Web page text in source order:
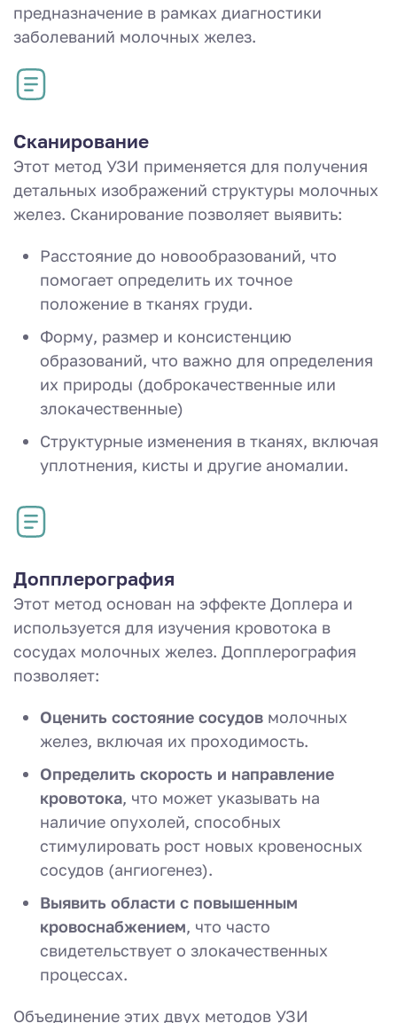
предназначение в рамках диагностики
заболеваний молочных желез.
Сканирование
Этот метод УЗИ применяется для получения
детальных изображений структуры молочных
желез. Сканирование позволяет выявить:
Расстояние до новообразований, что
помогает определить их точное
положение в тканях груди.
Форму, размер и консистенцию
образований, что важно для определения
их природы (доброкачественные или
злокачественные)
Структурные изменения в тканях, включая
уплотнения, кисты и другие аномалии.
Допплерография
Этот метод основан на эффекте Доплера и
используется для изучения кровотока в
сосудах молочных желез. Допплерография
позволяет:
Оценить состояние сосудов молочных
желез, включая их проходимость.
Определить скорость и направление
кровотока, что может указывать на
наличие опухолей, способных
стимулировать рост новых кровеносных
сосудов (ангиогенез).
Выявить области с повышенным
кровоснабжением, что часто
свидетельствует о злокачественных
процессах.
Объединение этих двух методов УЗИ